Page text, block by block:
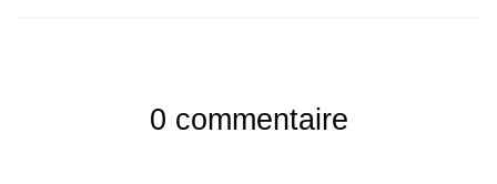
0 commentaire